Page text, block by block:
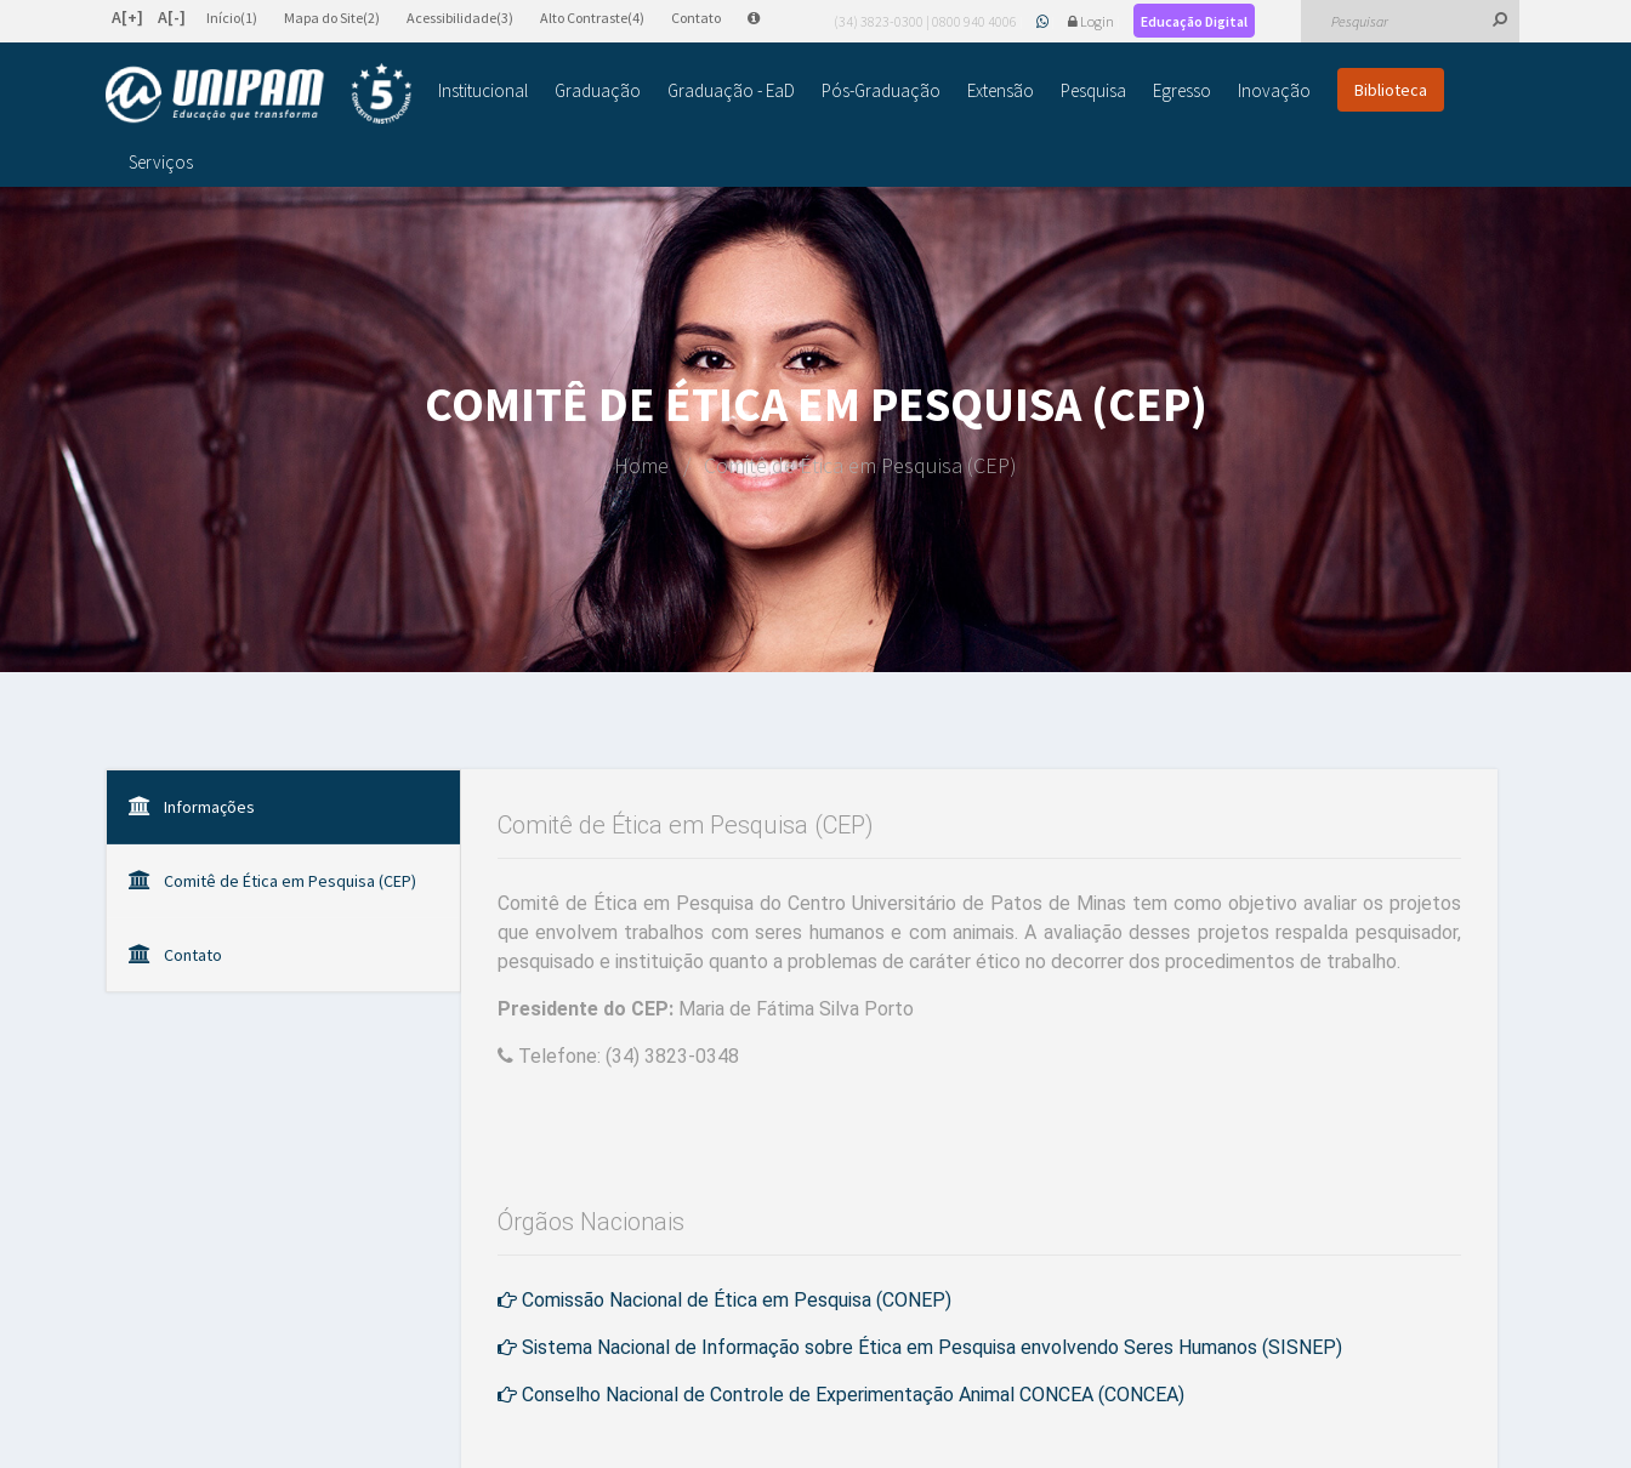
A[+] A[-] Início(1) Mapa do Site(2) Acessibilidade(3) Alto Contraste(4) Contato (34) 3823-0300 | 0800 940 4006 Login Educação Digital
Institucional Graduação Graduação - EaD Pós-Graduação Extensão Pesquisa Egresso Inovação Biblioteca
Serviços
COMITÊ DE ÉTICA EM PESQUISA (CEP)
Home Comitê de Ética em Pesquisa (CEP)
Informações
Comitê de Ética em Pesquisa (CEP)
Contato
Comitê de Ética em Pesquisa (CEP)
Comitê de Ética em Pesquisa do Centro Universitário de Patos de Minas tem como objetivo avaliar os projetos
que envolvem trabalhos com seres humanos e com animais. A avaliação desses projetos respalda pesquisador,
pesquisado e instituição quanto a problemas de caráter ético no decorrer dos procedimentos de trabalho.
Presidente do CEP: Maria de Fátima Silva Porto
Telefone: (34) 3823-0348
Órgãos Nacionais
Comissão Nacional de Ética em Pesquisa (CONEP)
Sistema Nacional de Informação sobre Ética em Pesquisa envolvendo Seres Humanos (SISNEP)
Conselho Nacional de Controle de Experimentação Animal CONCEA (CONCEA)